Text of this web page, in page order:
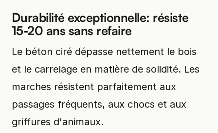
Durabilité exceptionnelle: résiste
15-20 ans sans refaire
Le béton ciré dépasse nettement le bois
et le carrelage en matière de solidité. Les
marches résistent parfaitement aux
passages fréquents, aux chocs et aux
griffures d'animaux.